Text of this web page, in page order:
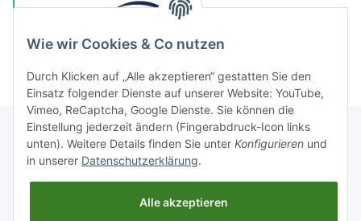
Rechtliches
Wie wir Cookies & Co nutzen
Durch Klicken auf „Alle akzeptieren“ gestatten Sie den
Einsatz folgender Dienste auf unserer Website: YouTube,
Vimeo, ReCaptcha, Google Dienste. Sie können die
Einstellung jederzeit ändern (Fingerabdruck-Icon links
unten). Weitere Details finden Sie unter Konfigurieren und
in unserer Datenschutzerklärung.
Alle akzeptieren